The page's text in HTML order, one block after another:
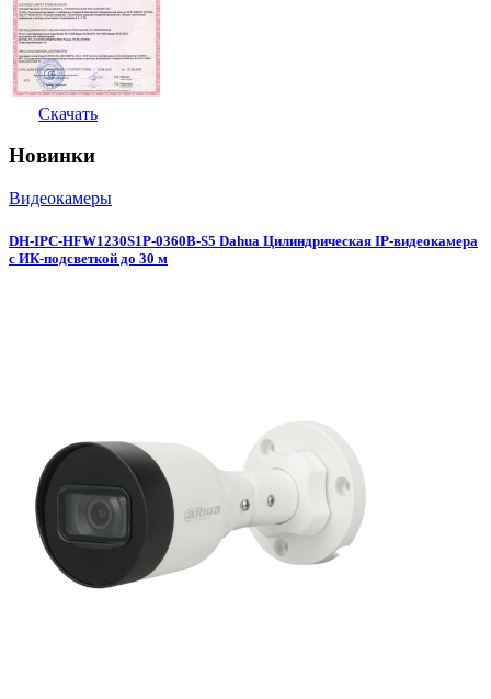
Скачать
Новинки
Видеокамеры
DH-IPC-HFW1230S1P-0360B-S5 Dahua Цилиндрическая IP-видеокамера
с ИК-подсветкой до 30 м